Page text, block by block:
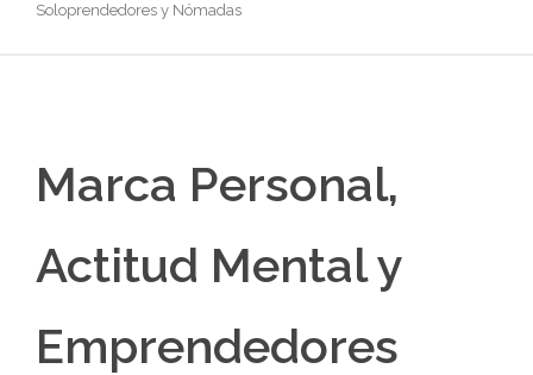
Soloprendedores y Nómadas
Marca Personal,
Actitud Mental y
Emprendedores